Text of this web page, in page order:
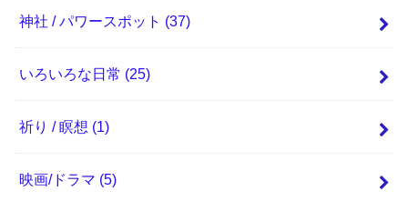
神社 / パワースポット (37)
いろいろな日常 (25)
祈り / 瞑想 (1)
映画/ドラマ (5)